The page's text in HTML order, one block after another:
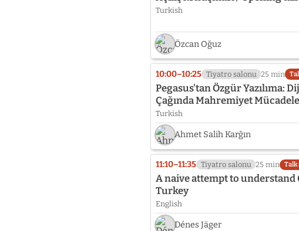
Turkish
Özcan Oğuz
10:00–10:25 Tiyatro salonu 25 min
Pegasus'tan Özgür Yazılıma:
Çağında Mahremiyet
Turkish
Ahmet Salih Karğın
11:10–11:35 Tiyatro salonu 25 min
A naive attempt to understand
Turkey
English
Dénes Jäger